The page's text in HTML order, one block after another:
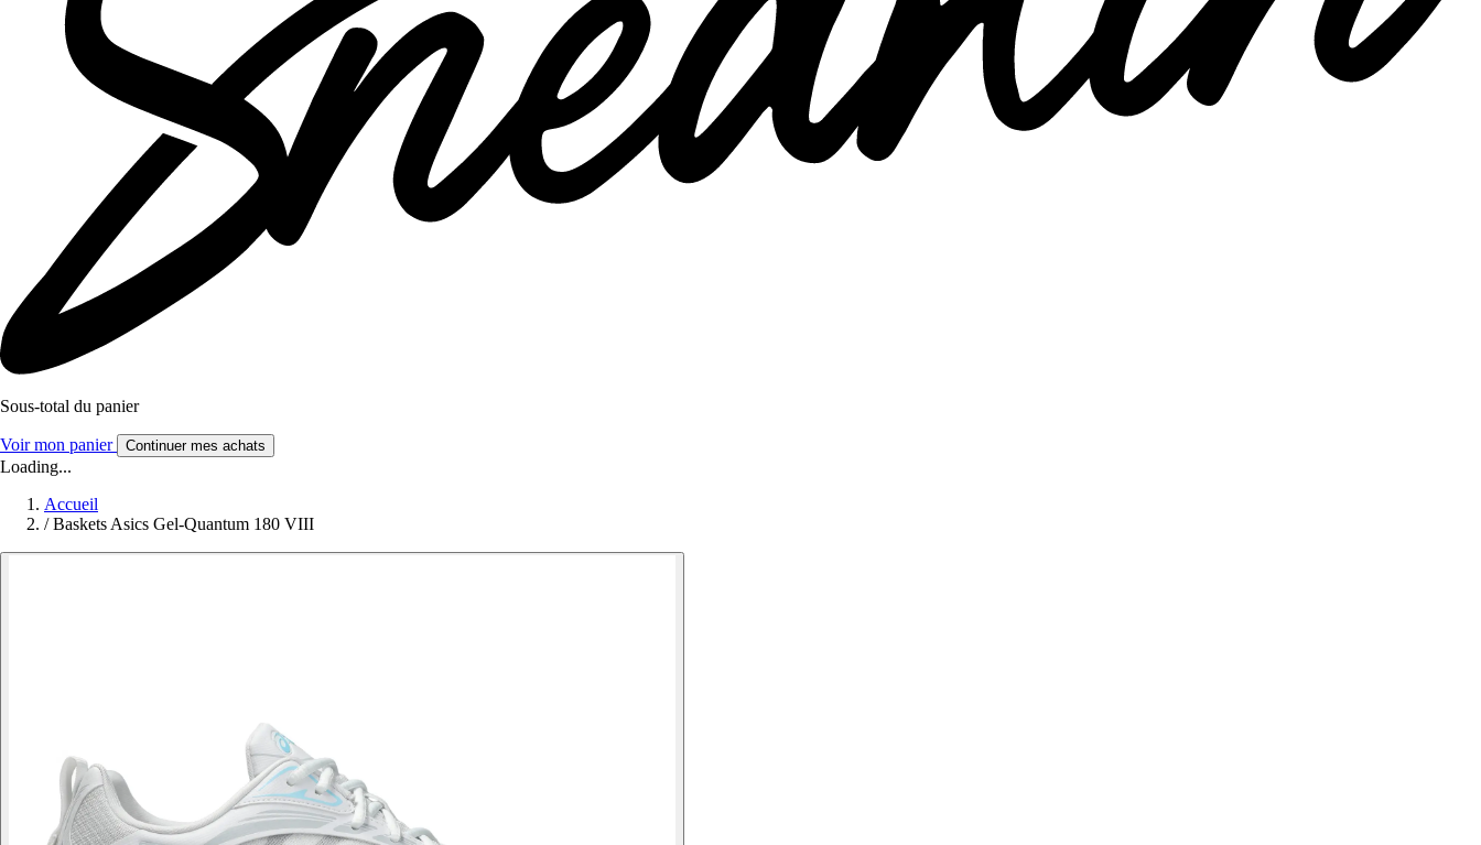
Sous-total du panier
Voir mon panier Continuer mes achats
Loading...
Accueil
/ Baskets Asics Gel-Quantum 180 VIII